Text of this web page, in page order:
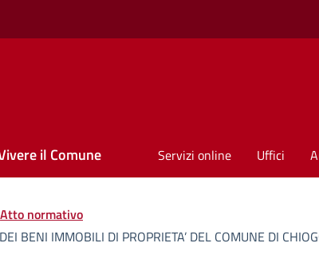
il Comune Servizi online Uffici
Atto normativo
BENI IMMOBILI DI PROPRIETA’ DEL COMUNE DI